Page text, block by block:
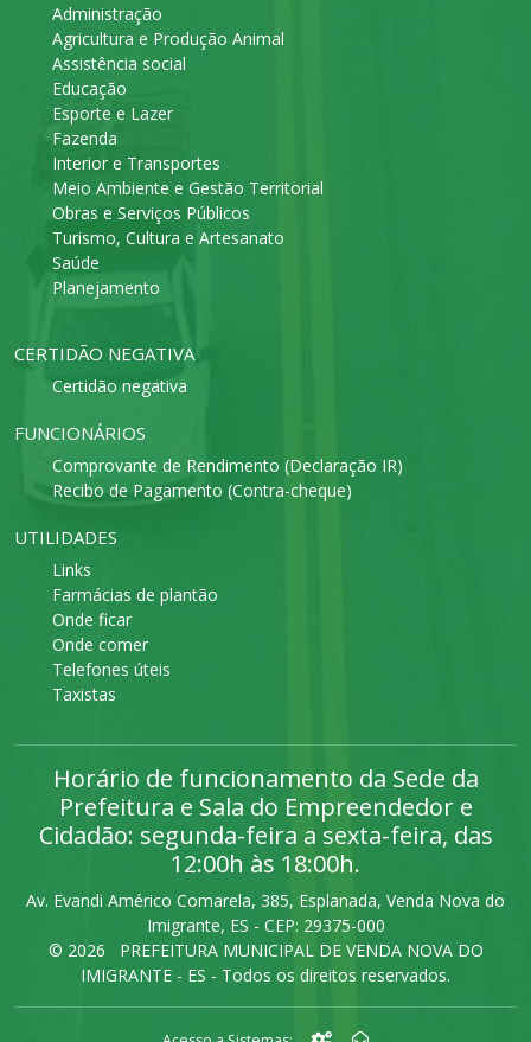
Administração
Agricultura e Produção Animal
Assistência social
Educação
Esporte e Lazer
Fazenda
Interior e Transportes
Meio Ambiente e Gestão Territorial
Obras e Serviços Públicos
Turismo, Cultura e Artesanato
Saúde
Planejamento
CERTIDÃO NEGATIVA
Certidão negativa
FUNCIONÁRIOS
Comprovante de Rendimento (Declaração IR)
Recibo de Pagamento (Contra-cheque)
UTILIDADES
Links
Farmácias de plantão
Onde ficar
Onde comer
Telefones úteis
Taxistas
Horário de funcionamento da Sede da
Prefeitura e Sala do Empreendedor e
Cidadão: segunda-feira a sexta-feira, das
12:00h às 18:00h.
Av. Evandi Américo Comarela, 385, Esplanada, Venda Nova do
Imigrante, ES - CEP: 29375-000
© 2026 PREFEITURA MUNICIPAL DE VENDA NOVA DO
IMIGRANTE - ES - Todos os direitos reservados.